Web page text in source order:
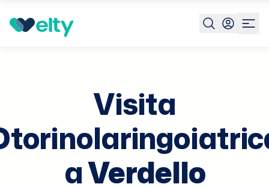
Prenota visita Visita Otorinolaringoiatrica Verdello
Visita
aVerdello